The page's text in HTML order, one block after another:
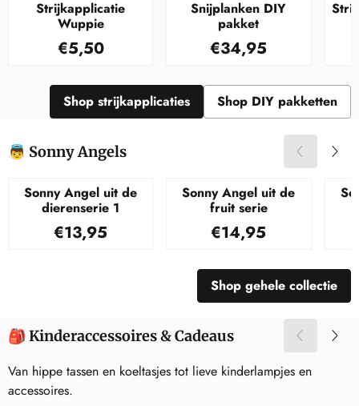
Strijkapplicatie
Wuppie
Prijs: 5,50
€5,50
Snijplanken DIY
pakket
Prijs: 34,95
€34,95
Shop strijkapplicaties Shop DIY pakketten
👼 Sonny Angels
Sonny Angel uit de
dierenserie 1
Prijs: 13,95
€13,95
Sonny Angel uit de
fruit serie
Prijs: 14,95
€14,95
Shop gehele collectie
🎒 Kinderaccessoires & Cadeaus
Van hippe tassen en koeltasjes tot lieve kinderlampjes en
accessoires.